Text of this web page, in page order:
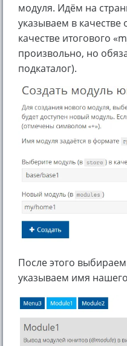
модуля. Идём на
указываем в
качестве итогового
произвольно, но
подкаталог).
После этого
указываем имя